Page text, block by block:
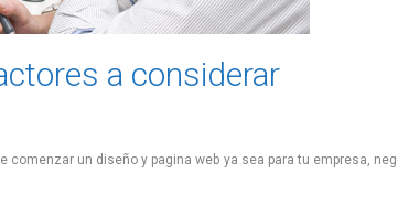
a considerar
un diseño y pagina web ya sea para tu empresa,